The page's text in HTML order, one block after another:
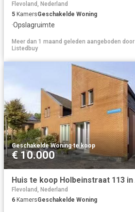
Flevoland, Nederland
5 KamersGeschakelde Woning
·Opslagruimte
Meer dan 1 maand geleden aangeboden door
Listedbuy
Geschakelde Woning·te koop
€ 10.000
Flevoland, Nederland
6 KamersGeschakelde Woning